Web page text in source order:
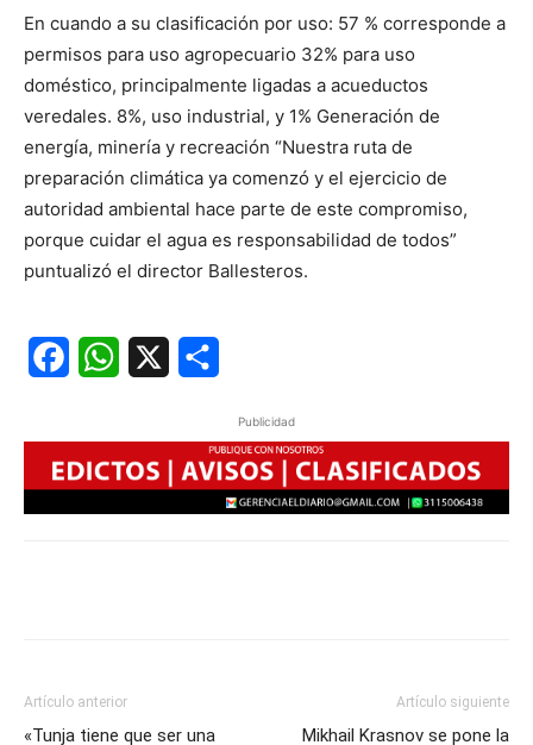
En cuando a su clasificación por uso: 57 % corresponde a
permisos para uso agropecuario 32% para uso
doméstico, principalmente ligadas a acueductos
veredales. 8%, uso industrial, y 1% Generación de
energía, minería y recreación “Nuestra ruta de
preparación climática ya comenzó y el ejercicio de
autoridad ambiental hace parte de este compromiso,
porque cuidar el agua es responsabilidad de todos”
puntualizó el director Ballesteros.
FacebookWhatsApp
Publicidad
Artículo anterior
«Tunja tiene que ser una
Artículo siguiente
Mikhail Krasnov se pone la